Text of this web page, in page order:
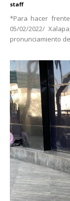
staff
*Para hacer
05/02/2022/
pronunciamiento